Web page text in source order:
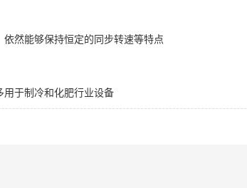
然能够保持恒定的同步转速等特点
于制冷和化肥行业设备